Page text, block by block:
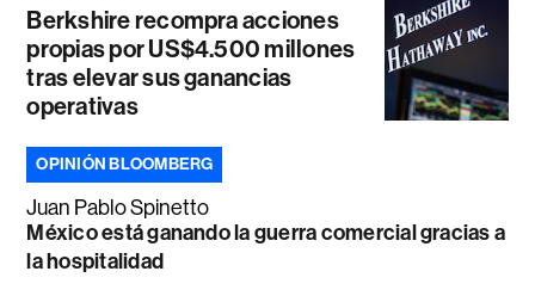
Berkshire recompra acciones
propias por US$4.500 millones
tras elevar sus ganancias
operativas
OPINIÓN BLOOMBERG
Juan Pablo Spinetto
México está ganando la guerra comercial gracias a
la hospitalidad